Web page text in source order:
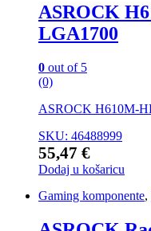
ASROCK
LGA1700
0 out of 5
(0)
ASROCK H610M-
SKU: 46488999
55,47 €
Dodaj u košaricu
Gaming komponente,